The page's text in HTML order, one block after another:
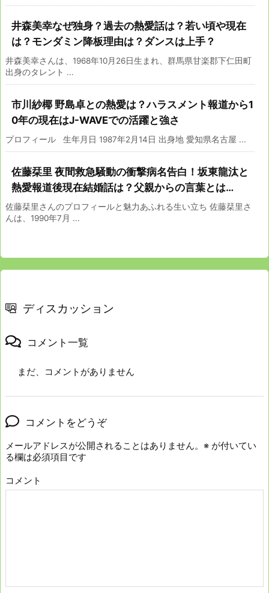
井森美幸なぜ独身？過去の熱愛話は？若い頃や現在
は？モンダミン降板理由は？ダンスは上手？
井森美幸さんは、1968年10月26日生まれ、群馬県甘楽郡下仁田町
出身のタレント ...
市川紗椰 野島卓との熱愛は？ハラスメント報道から1
0年の現在はJ-WAVEでの活躍と強さ
プロフィール 生年月日 1987年2月14日 出身地 愛知県名古屋 ...
佐藤栞里 夜間救急騒動の衝撃病名告白！坂東龍汰と
熱愛報道後現在結婚話は？父親からの言葉とは…
佐藤栞里さんのプロフィールと魅力あふれる生い立ち 佐藤栞里さ
んは、1990年7月 ...
ディスカッション
コメント一覧
まだ、コメントがありません
コメントをどうぞ
メールアドレスが公開されることはありません。 ※ が付いてい
る欄は必須項目です
コメント